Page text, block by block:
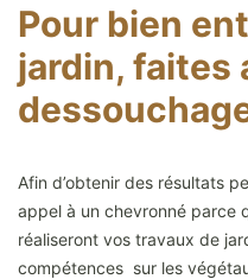
Pour bien
jardin, faites
Afin d’obtenir des résultats
appel à un chevronné parce
réaliseront vos travaux de
compétences sur les